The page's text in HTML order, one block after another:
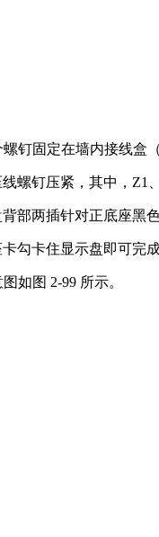
钉固定在墙内接线盒
螺钉压紧，其中，Z1
部两插针对正底座黑
勾卡住显示盘即可完成
如图 2-99 所示。